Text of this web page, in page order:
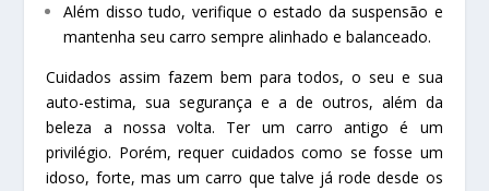
Além disso tudo, verifique o estado da suspensão e
mantenha seu carro sempre alinhado e balanceado.
Cuidados assim fazem bem para todos, o seu e sua
auto-estima, sua segurança e a de outros, além da
beleza a nossa volta. Ter um carro antigo é um
privilégio. Porém, requer cuidados como se fosse um
idoso, forte, mas um carro que talve já rode desde os